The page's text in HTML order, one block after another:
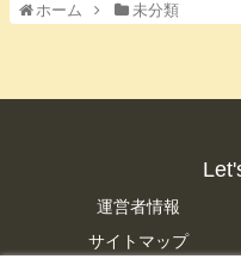
ホーム 未分類
運営者情報
サイトマップ